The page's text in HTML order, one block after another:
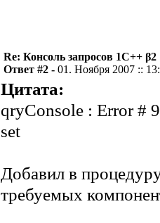
Re: Консоль запросов 1С++ β2
Ответ #2 - 01. Ноября 2007 ::
Цитата:
qryConsole : Error #
set
Добавил в
требуемых